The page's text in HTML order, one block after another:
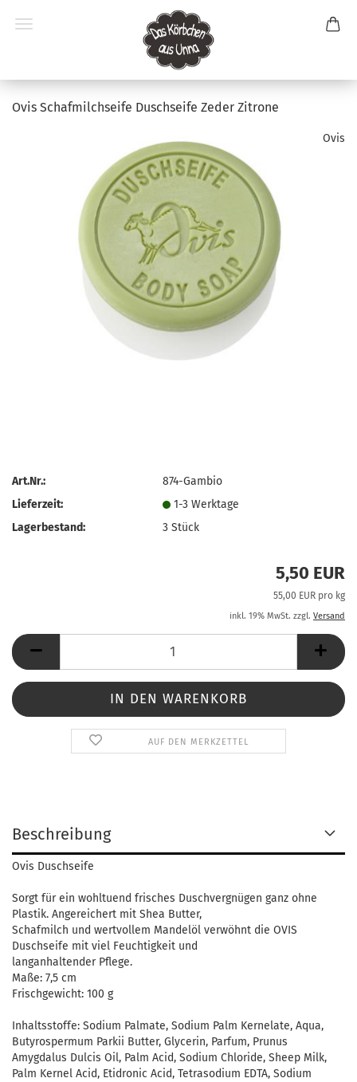
Ovis Schafmilchseife Duschseife Zeder Zitrone
Ovis
Art.Nr.:
874-Gambio
Lieferzeit:
1-3 Werktage
Lagerbestand:
3Stück
5,50 EUR
55,00 EUR pro kg
inkl. 19% MwSt. zzgl. Versand
AUF DEN MERKZETTEL
Beschreibung
Ovis Duschseife
Sorgt für ein wohltuend frisches Duschvergnügen ganz ohne
Plastik. Angereichert mit Shea Butter,
Schafmilch und wertvollem Mandelöl verwöhnt die OVIS
Duschseife mit viel Feuchtigkeit und
langanhaltender Pflege.
Maße: 7,5 cm
Frischgewicht: 100 g
Inhaltsstoffe: Sodium Palmate, Sodium Palm Kernelate, Aqua,
Butyrospermum Parkii Butter, Glycerin, Parfum, Prunus
Amygdalus Dulcis Oil, Palm Acid, Sodium Chloride, Sheep Milk,
Palm Kernel Acid, Etidronic Acid, Tetrasodium EDTA, Sodium